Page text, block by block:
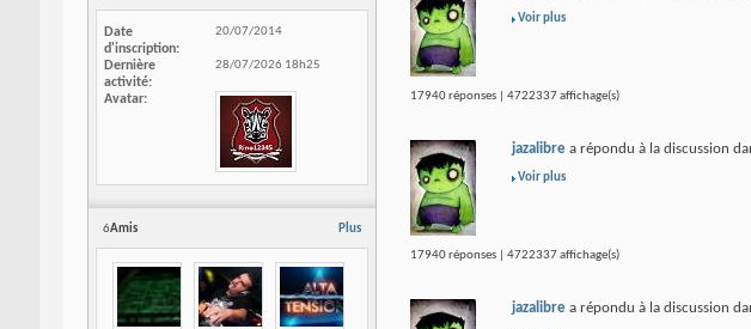
Date
d'inscription
20/07/2014
Dernière
activité
28/07/2026 18h25
Avatar
Plus
6Amis
Voir plus
17940 réponses | 4722337 affichage(s)
jazalibrea répondu à la discussion
Voir plus
17940 réponses | 4722337 affichage(s)
jazalibrea répondu à la discussion